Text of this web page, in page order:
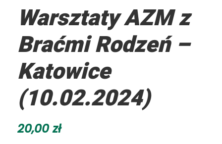
Warsztaty AZM z
Braćmi Rodzeń –
Katowice
(10.02.2024)
20,00zł